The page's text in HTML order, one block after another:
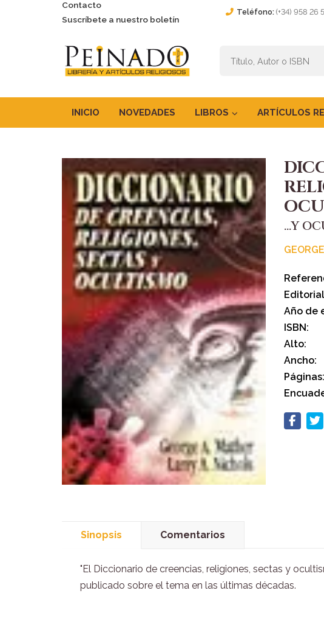
Contacto
Suscríbete a nuestro boletín
Teléfono: (+34) 958 26
INICIO NOVEDADES LIBROS ARTÍCULOS
...Y
Año de
ISBN:
Alto:
Ancho:
Páginas:
Sinopsis Comentarios
"El Diccionario de creencias, religiones, sectas y
publicado sobre el tema en las últimas décadas.